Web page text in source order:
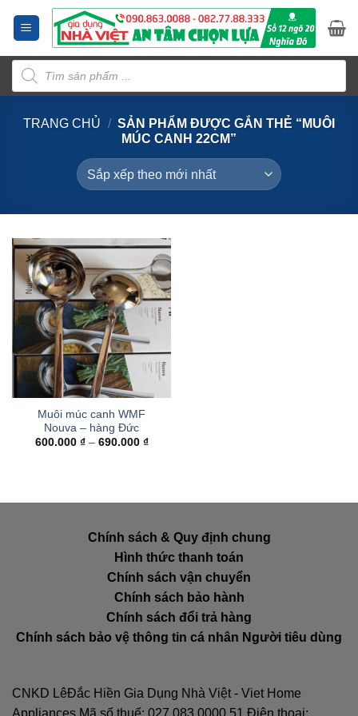
dung
Tìm
kiếm
sản
phẩm
TRANG CHỦ / SẢN PHẨM ĐƯỢC GẮN THẺ “MUÔI
MÚC CANH 22CM”
Muôi múc canh WMF
Nouva – hàng Đức
600.000 ₫ – 690.000 ₫Khoảng
Chính sách & Quy định chung
Hình thức thanh toán
Chính sách vận chuyển
Chính sách bảo hành
Chính sách đổi trả hàng
Chính sách bảo vệ thông tin cá nhân Người tiêu dùng
CNKD LêĐắc Hiền Gia Dụng Nhà Việt - Viet Home
Appliances Mã số thuế: 027.083.0000.51 Điện thoại: